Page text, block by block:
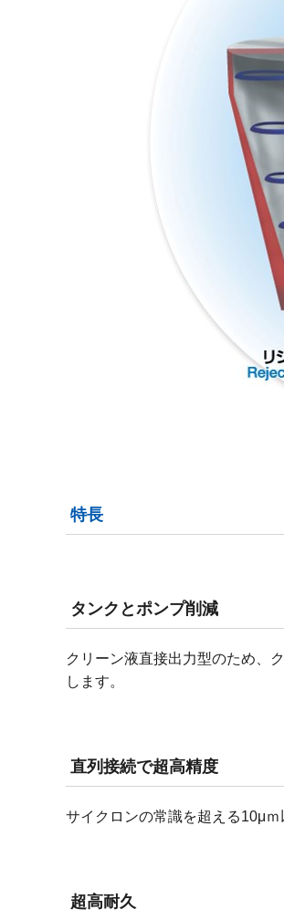
特長
タンクとポンプ削減
クリーン液直接出力型のため、
します。
直列接続で超高精度
サイクロンの常識を超える10μｍ
超高耐久